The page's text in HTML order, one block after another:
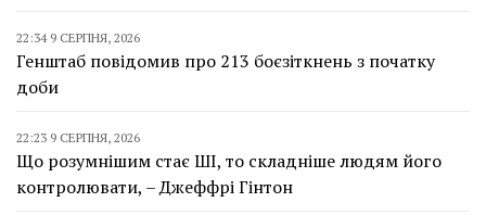
22:34 9 СЕРПНЯ, 2026
Генштаб повідомив про 213 боєзіткнень з початку
доби
22:23 9 СЕРПНЯ, 2026
Що розумнішим стає ШІ, то складніше людям його
контролювати, – Джеффрі Гінтон